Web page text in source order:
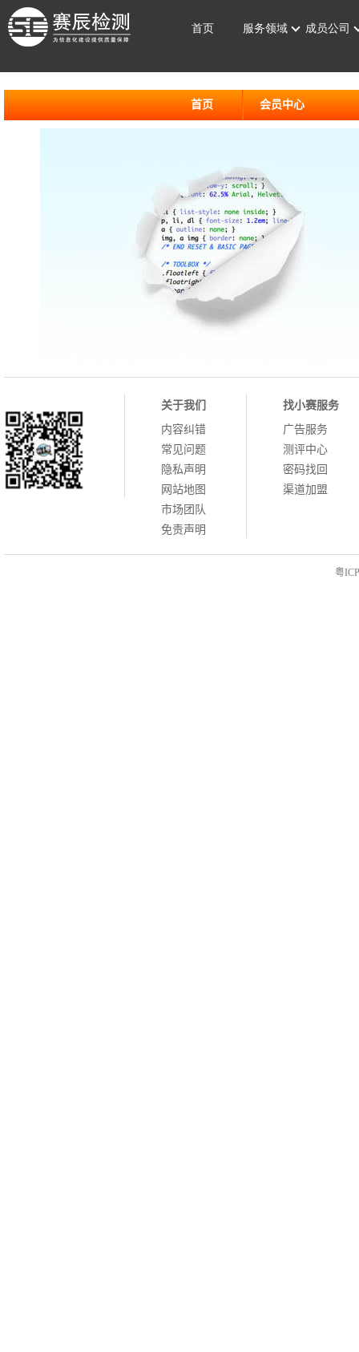
首页 服务领域 成员公司